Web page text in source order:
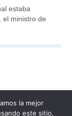
estaba
el ministro de
la mejor
este sitio,